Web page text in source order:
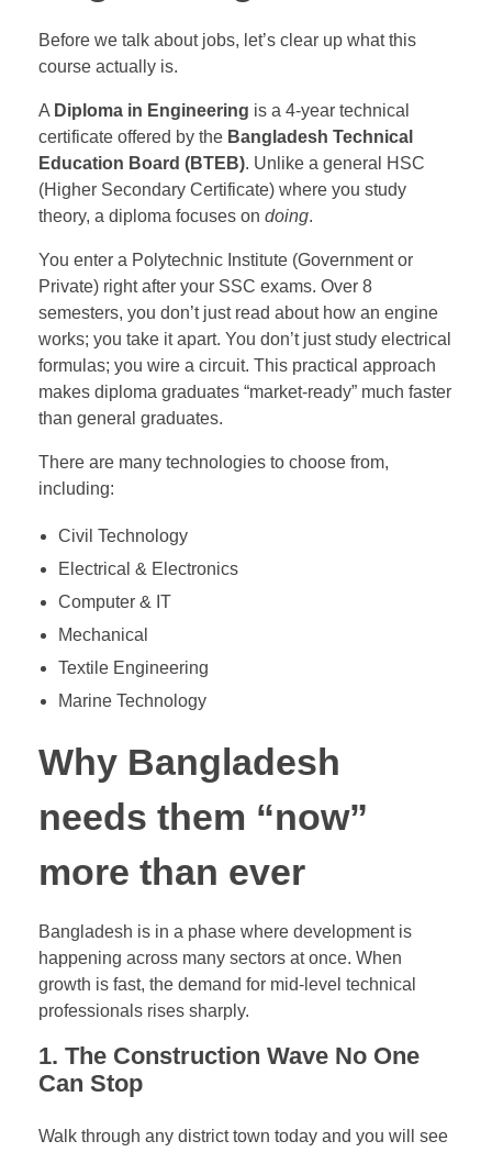
Before we talk about jobs, let’s clear up what this
course actually is.
A Diploma in Engineering is a 4-year technical
certificate offered by the Bangladesh Technical
Education Board (BTEB). Unlike a general HSC
(Higher Secondary Certificate) where you study
theory, a diploma focuses on doing.
You enter a Polytechnic Institute (Government or
Private) right after your SSC exams. Over 8
semesters, you don’t just read about how an engine
works; you take it apart. You don’t just study electrical
formulas; you wire a circuit. This practical approach
makes diploma graduates “market-ready” much faster
than general graduates.
There are many technologies to choose from,
including:
Civil Technology
Electrical & Electronics
Computer & IT
Mechanical
Textile Engineering
Marine Technology
Why Bangladesh
needs them “now”
more than ever
Bangladesh is in a phase where development is
happening across many sectors at once. When
growth is fast, the demand for mid-level technical
professionals rises sharply.
1. The Construction Wave No One
Can Stop
Walk through any district town today and you will see